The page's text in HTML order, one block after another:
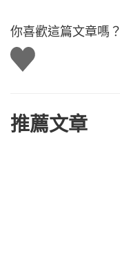
你喜歡這篇文章嗎？
讚
推薦文章